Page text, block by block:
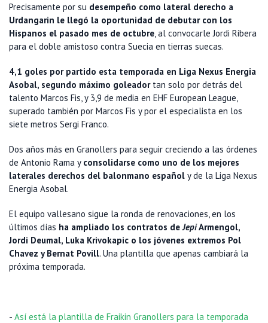
Precisamente por su desempeño como lateral derecho a
Urdangarin le llegó la oportunidad de debutar con los
Hispanos el pasado mes de octubre, al convocarle Jordi Ribera
para el doble amistoso contra Suecia en tierras suecas.
4,1 goles por partido esta temporada en Liga Nexus Energia
Asobal, segundo máximo goleadortan solo por detrás del
talento Marcos Fis, y 3,9 de media en EHF European League,
superado también por Marcos Fis y por el especialista en los
siete metros Sergi Franco.
Dos años más en Granollers para seguir creciendo a las órdenes
de Antonio Rama y consolidarse como uno de los mejores
laterales derechos del balonmano español y de la Liga Nexus
Energia Asobal.
El equipo vallesano sigue la ronda de renovaciones, en los
últimos días ha ampliado los contratos deJepiArmengol,
Jordi Deumal, Luka Krivokapic o los jóvenes extremos Pol
Chavez y Bernat Povill. Una plantilla que apenas cambiará la
próxima temporada.
- Así está la plantilla de Fraikin Granollers para la temporada